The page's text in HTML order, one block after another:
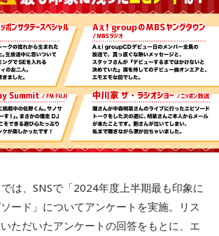
は、SNSで「2024年度上半期最も印象に
ード」についてアンケートを実施。リス
ただいたアンケートの回答をもとに、エ